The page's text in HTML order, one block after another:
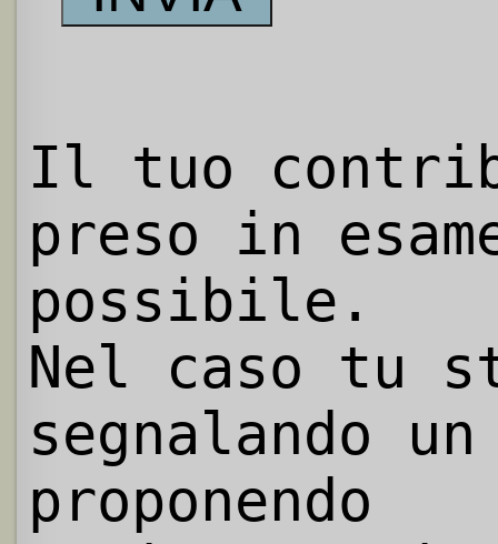
Il tuo
preso in
possibile.
Nel caso tu
segnalando
proponendo